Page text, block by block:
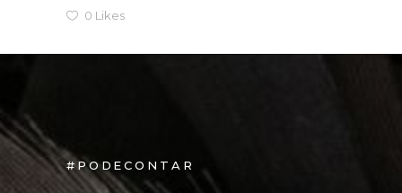
0 Likes
#PODECONTAR